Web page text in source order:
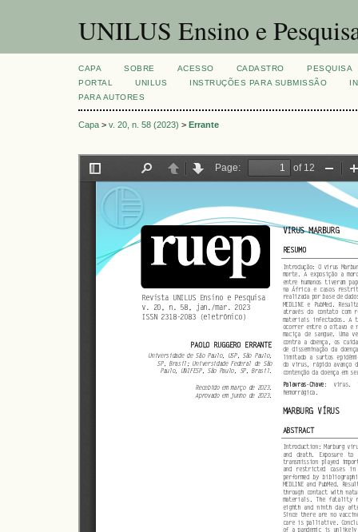
UNILUS Ensino e
CAPA SOBRE ACESSO CADASTRO
PESQUISA
PORTAL
UNILUS INSTRUÇÕES PARA SUBMISSÃO
PARA AUTORES
Capa > v. 20, n. 58 (2023) > Errante